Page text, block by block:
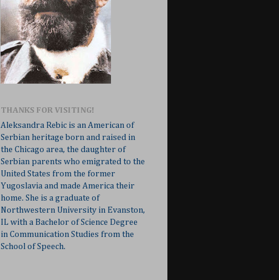
THANKS FOR VISITING!
Aleksandra Rebic is an American of
Serbian heritage born and raised in
the Chicago area, the daughter of
Serbian parents who emigrated to the
United States from the former
Yugoslavia and made America their
home. She is a graduate of
Northwestern University in Evanston,
IL with a Bachelor of Science Degree
in Communication Studies from the
School of Speech.